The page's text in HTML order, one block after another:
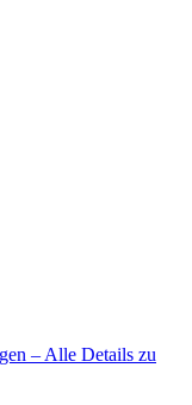
– Alle Details zu